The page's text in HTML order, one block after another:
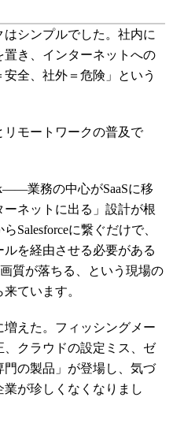
シンプルでした。社内に
き、インターネットへの
全、社外＝危険」という
モートワークの普及で
業務の中心がSaaSに移
ネットに出る」設計が根
Salesforceに繋ぐだけで、
を経由させる必要がある
質が落ちる、という現場の
ています。
えた。フィッシングメー
クラウドの設定ミス、ゼ
の製品」が登場し、気づ
業が珍しくなくなりまし